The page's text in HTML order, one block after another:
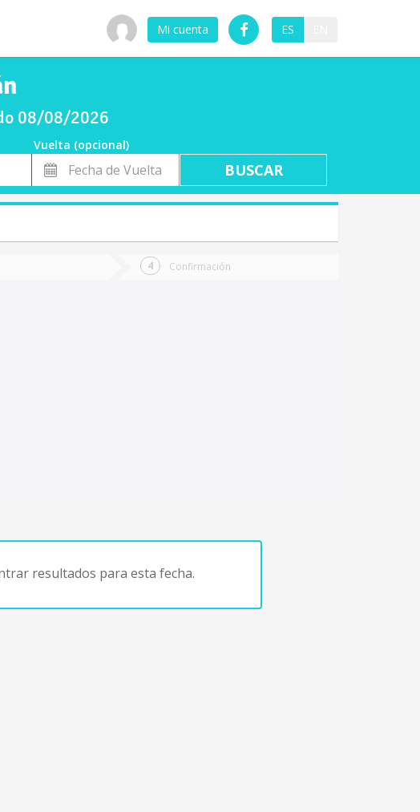
Mi cuenta ES
08/08/2026
Vuelta (opcional)
Fecha
de
Vuelta
Confirmación
resultados para esta fecha.